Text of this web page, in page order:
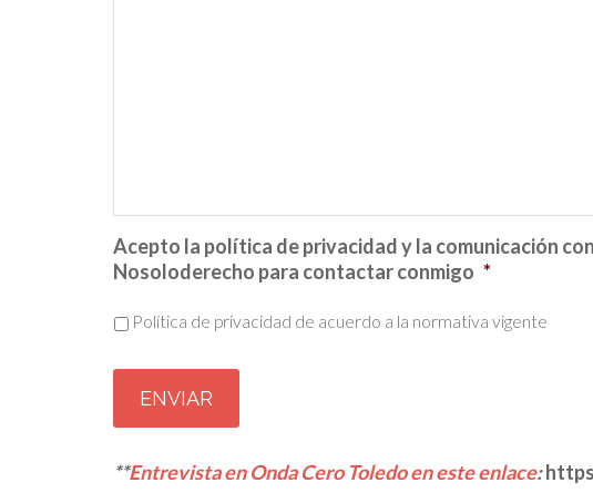
Acepto la política de privacidad y la comunicación
Nosoloderecho para contactar conmigo *
Política de privacidad de acuerdo a la normativa vigente
CAPTCHA
**Entrevista en Onda Cero Toledo en este enlace: